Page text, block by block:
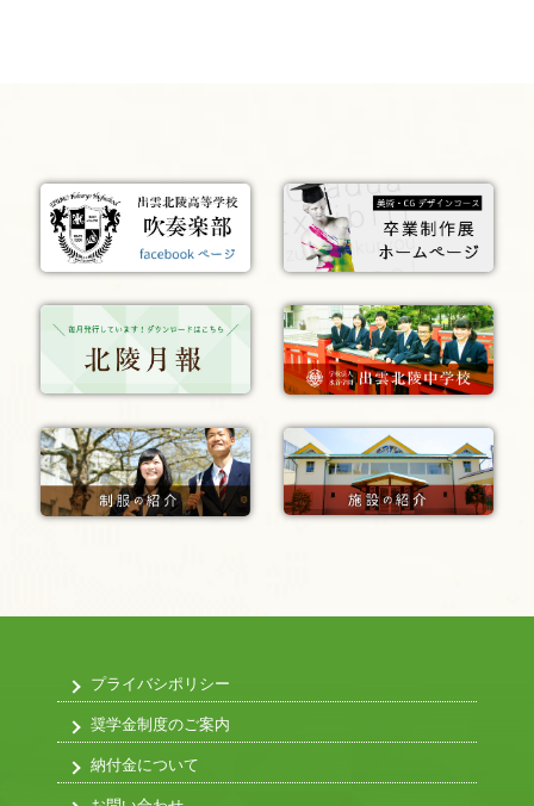
プライバシポリシー
奨学金制度のご案内
納付金について